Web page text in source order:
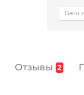
Отзывы 2